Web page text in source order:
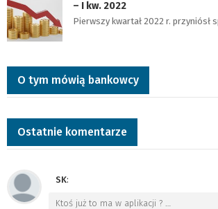
– I kw. 2022
Pierwszy kwartał 2022 r. przyniósł
O tym mówią bankowcy
Ostatnie komentarze
SK:
Ktoś już to ma w aplikacji ?